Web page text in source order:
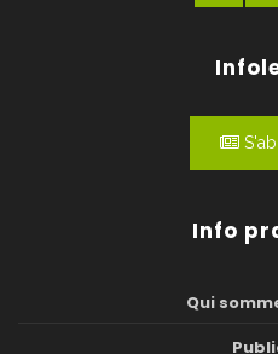
Info
Qui